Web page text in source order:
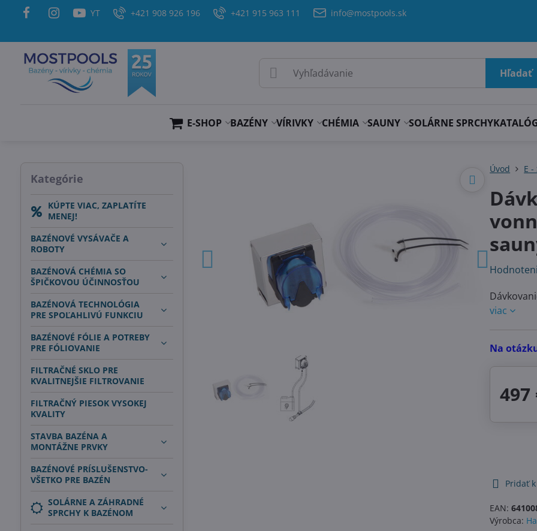
YT +421 908 926 196 +421 915 963 111 info@mostpools.sk
Hľadať
E-SHOP BAZÉNY VÍRIVKY CHÉMIA SAUNY SOLÁRNE SPRCHY
Úvod E -
viac
Na
497
Pridať
EAN:
Výrobca:
Kategórie
KÚPTE VIAC, ZAPLATÍTE
MENEJ!
BAZÉNOVÉ VYSÁVAČE A
ROBOTY
BAZÉNOVÁ CHÉMIA SO
ŠPIČKOVOU ÚČINNOSŤOU
BAZÉNOVÁ TECHNOLÓGIA
PRE SPOĽAHLIVÚ FUNKCIU
BAZÉNOVÉ FÓLIE A POTREBY
PRE FÓLIOVANIE
FILTRAČNÉ SKLO PRE
KVALITNEJŠIE FILTROVANIE
FILTRAČNÝ PIESOK VYSOKEJ
KVALITY
STAVBA BAZÉNA A
MONTÁŽNE PRVKY
BAZÉNOVÉ PRÍSLUŠENSTVO-
VŠETKO PRE BAZÉN
SOLÁRNE A ZÁHRADNÉ
SPRCHY K BAZÉNOM